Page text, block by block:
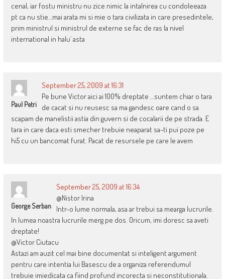
cenal, iar fostu ministru nu zice nimic la intalnirea cu condoleeaza
pt ca nu stie…mai arata mi si mie o tara civilizata in care presedintele,
prim ministrul si ministrul de externe se fac de ras la nivel
international in halu` asta
Paul Petri
September 25, 2009 at 16:31
Pe bune Victor aici ai 100% dreptate …suntem chiar o tara
de cacat si nu reusesc sa ma gandesc oare cand o sa
scapam de manelistii astia din guvern si de cocalarii de pe strada. E
tara in care daca esti smecher trebuie neaparat sa-ti pui poze pe
hi5 cu un bancomat furat. Pacat de resursele pe care le avem
George Serban
September 25, 2009 at 16:34
@Nistor Irina
Intr-o lume normala, asa ar trebui sa mearga lucrurile.
In lumea noastra lucrurile merg pe dos. Oricum, imi doresc sa aveti
dreptate!
@Victor Ciutacu
Astazi am auzit cel mai bine documentat si inteligent argument
pentru care intentia lui Basescu de a organiza referendumul
trebuie imiedicata ca fiind profund incorecta si neconstitutionala.